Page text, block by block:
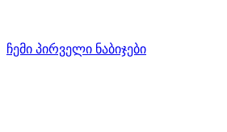
ჩემი პირველი ნაბიჯები